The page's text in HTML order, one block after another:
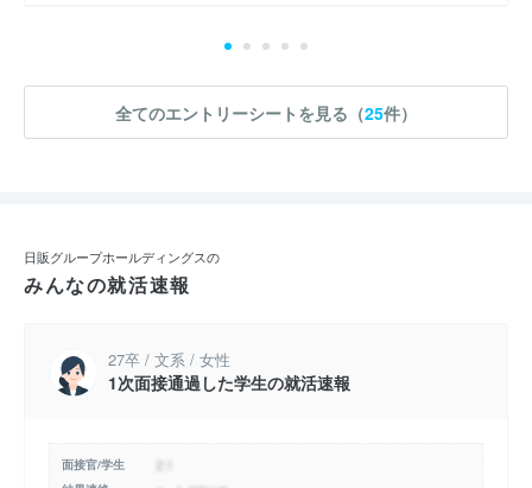
全てのエントリーシートを見る（25件）
日販グループホールディングスの
みんなの就活速報
27卒 / 文系 / 女性
1次面接通過した学生の就活速報
面接官/学生